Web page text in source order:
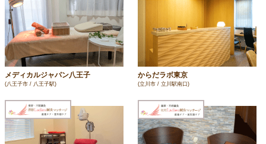
メディカルジャパン八王子
(八王子市 / 八王子駅)
からだラボ東京
(立川市 / 立川駅南口)